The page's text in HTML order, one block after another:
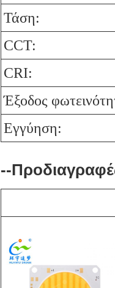
Τάση:
CCT:
CRI:
Έξοδος
Εγγύηση:
--